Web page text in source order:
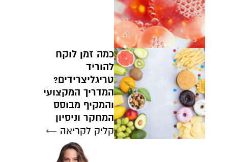
קרן אן גיימן
הודעה ישירה לקליניקה של קרן אן בוואטסאפ
כמה זמן לוקח
להוריד
טריגליצרידים?
המדריך המקצועי
והמקיף מבוסס
המחקר וניסיון
קליק לקריאה ←